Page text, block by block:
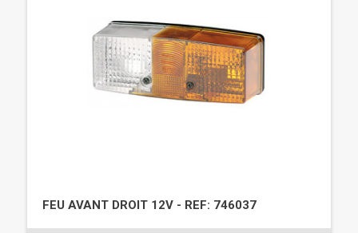
FEU AVANT DROIT 12V - REF: 746037